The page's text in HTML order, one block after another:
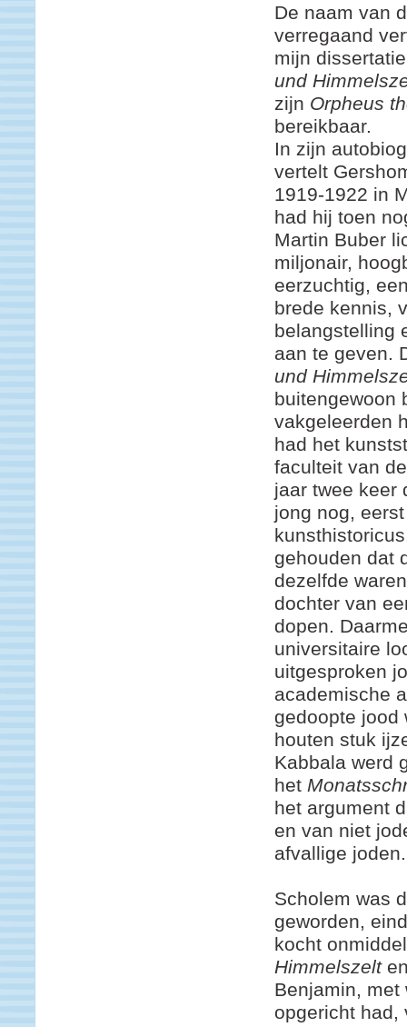
De naam van
verregaand
mijn
und
zijn Orpheus
bereikbaar.
In zijn
vertelt
1919-1922 in
had hij toen
Martin Buber
miljonair,
eerzuchtig,
brede kennis,
belangstelling
aan te geven.
und
buitengewoon
vakgeleerden
had het
faculteit van
jaar twee keer
jong nog,
gehouden dat
dezelfde
dochter van
dopen.
universitaire
uitgesproken
academische
gedoopte jood
houten stuk
Kabbala werd
het
het argument
en van niet
afvallige joden.
Scholem was
geworden,
kocht
Himmelszelt
Benjamin,
opgericht